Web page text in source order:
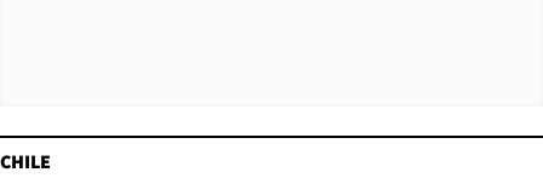
CHILE